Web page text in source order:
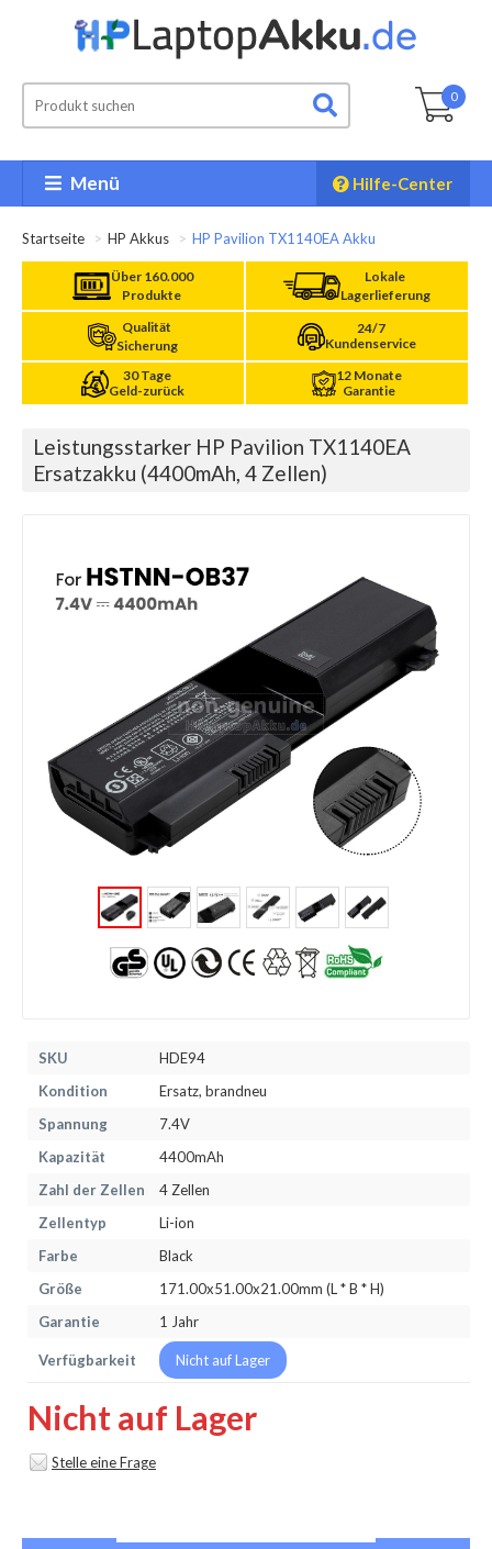
0
Menü Hilfe-Center
Startseite HP Akkus HP Pavilion TX1140EA Akku
Über 160.000
Produkte
Lokale
Lagerlieferung
Qualität
Sicherung
24/7
Kundenservice
30 Tage
Geld-zurück
12 Monate
Garantie
Leistungsstarker HP Pavilion TX1140EA
Ersatzakku (4400mAh, 4 Zellen)
SKU
HDE94
Kondition
Ersatz, brandneu
Spannung
7.4V
Kapazität
4400mAh
Zahl der Zellen
4 Zellen
Zellentyp
Li-ion
Farbe
Black
Größe
171.00x51.00x21.00mm (L * B * H)
Garantie
1 Jahr
Verfügbarkeit Nicht auf Lager
Nicht auf Lager
Stelle eine Frage